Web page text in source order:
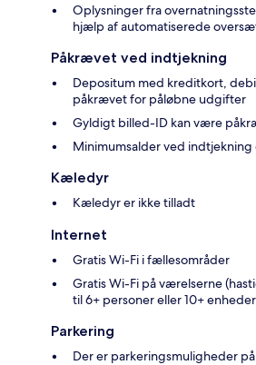
Oplysninger fra
hjælp af automatiserede
Påkrævet ved indtjekning
Depositum med kreditkort,
påkrævet for påløbne udgifter
Gyldigt billed-ID kan være
Minimumsalder ved indtjekning
Kæledyr
Kæledyr er ikke tilladt
Internet
Gratis Wi-Fi i fællesområder
Gratis Wi-Fi på værelserne
til 6+ personer eller 10+
Parkering
Der er parkeringsmuligheder